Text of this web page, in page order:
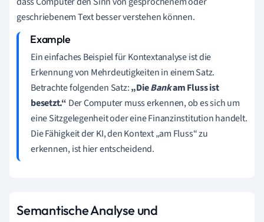
geschriebenem Text besser verstehen können.
Ein einfaches Beispiel für Kontextanalyse ist die
Erkennung von Mehrdeutigkeiten in einem Satz.
Betrachte folgenden Satz:„DieBankam Fluss ist
besetzt.“ Der Computer muss erkennen, ob es sich um
eine Sitzgelegenheit oder eine Finanzinstitution handelt.
Die Fähigkeit der KI, den Kontext „am Fluss“ zu
erkennen, ist hier entscheidend.
Semantische Analyse und